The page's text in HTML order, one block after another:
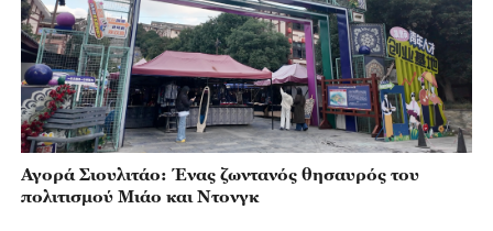
Αγορά Σιουλιτάο: Ένας ζωντανός θησαυρός του
πολιτισμού Μιάο και Ντονγκ